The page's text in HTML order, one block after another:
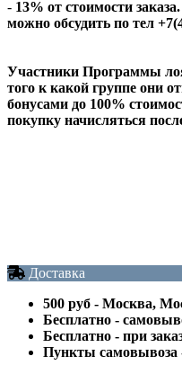
- 13% от стоимости
можно обсудить по тел
Участники Программы
того к какой группе они
бонусами до 100%
покупку начисляться
Доставка
500 руб - Москва,
Бесплатно -
Бесплатно - при
Пункты самовывоза